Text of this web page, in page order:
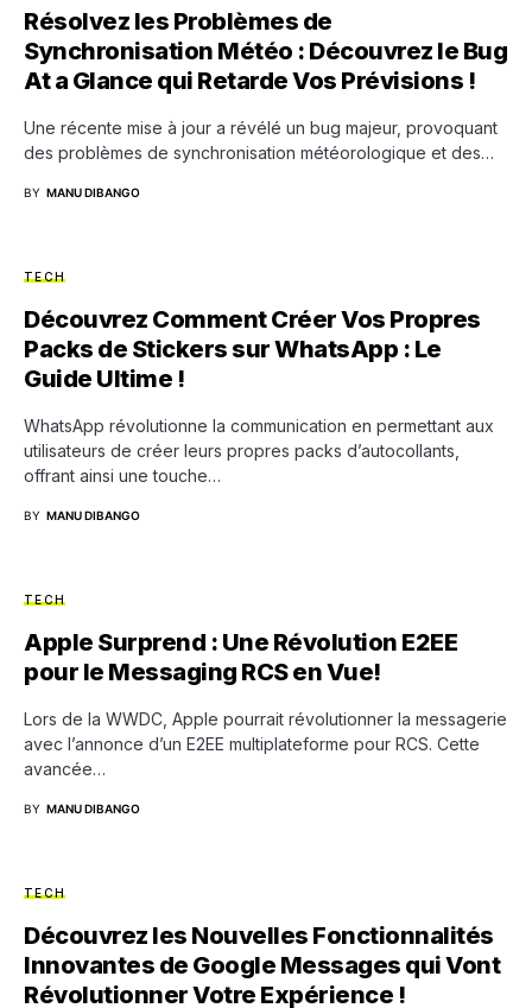
Résolvez les Problèmes de
Synchronisation Météo : Découvrez le Bug
At a Glance qui Retarde Vos Prévisions !
Une récente mise à jour a révélé un bug majeur, provoquant
des problèmes de synchronisation météorologique et des…
BY MANU DIBANGO
TECH
Découvrez Comment Créer Vos Propres
Packs de Stickers sur WhatsApp : Le
Guide Ultime !
WhatsApp révolutionne la communication en permettant aux
utilisateurs de créer leurs propres packs d’autocollants,
offrant ainsi une touche…
BY MANU DIBANGO
TECH
Apple Surprend : Une Révolution E2EE
pour le Messaging RCS en Vue!
Lors de la WWDC, Apple pourrait révolutionner la messagerie
avec l’annonce d’un E2EE multiplateforme pour RCS. Cette
avancée…
BY MANU DIBANGO
TECH
Découvrez les Nouvelles Fonctionnalités
Innovantes de Google Messages qui Vont
Révolutionner Votre Expérience !